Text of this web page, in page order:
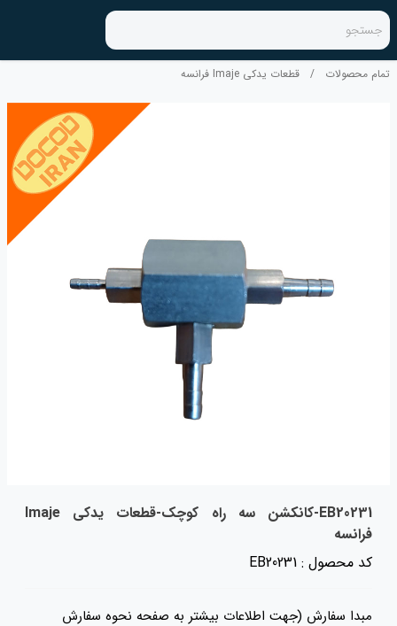
جستجو
تمام محصولات / قطعات یدکی Imaje فرانسه
EB20231-کانکشن سه راه کوچک-قطعات یدکی Imaje
فرانسه
کد محصول : EB20231
مبدا سفارش (جهت اطلاعات بیشتر به صفحه نحوه سفارش